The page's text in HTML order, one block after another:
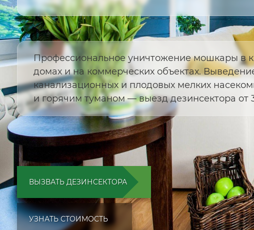
Профессиональное уничтожение мошкары в
домах и на коммерческих объектах.
канализационных и плодовых мелких
и горячим туманом — выезд дезинсектора от
ВЫЗВАТЬ ДЕЗИНСЕКТОРА
УЗНАТЬ СТОИМОСТЬ